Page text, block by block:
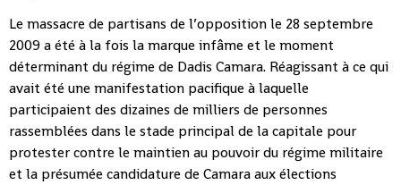
Le massacre de partisans de l’opposition le 28 septembre
2009 a été à la fois la marque infâme et le moment
déterminant du régime de Dadis Camara. Réagissant à ce qui
avait été une manifestation pacifique à laquelle
participaient des dizaines de milliers de personnes
rassemblées dans le stade principal de la capitale pour
protester contre le maintien au pouvoir du régime militaire
et la présumée candidature de Camara aux élections